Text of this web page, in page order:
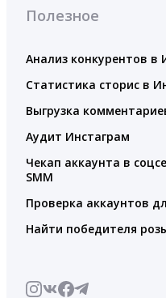
Полезное
Анализ конкурентов в
Статистика сторис в
Выгрузка
Аудит Инстаграм
Чекап аккаунта в
SMM
Проверка аккаунтов
Найти победителя